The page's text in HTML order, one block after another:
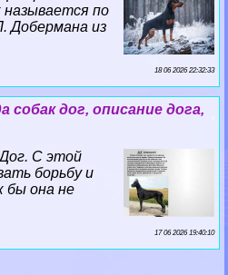
называется по
Добермана из
18 06 2026 22:32:33
собак дог, описание дога,
С этой
борьбу и
бы она не
17 06 2026 19:40:10